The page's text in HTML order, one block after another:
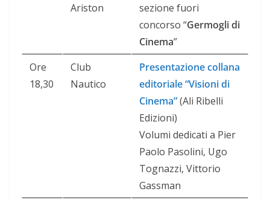
Ariston
sezione fuori
concorso “Germogli di
Cinema”
Ore
18,30
Club
Nautico
Presentazione collana
editoriale “Visioni di
Cinema”(Ali Ribelli
Edizioni)
Volumi dedicati a Pier
Paolo Pasolini, Ugo
Tognazzi, Vittorio
Gassman